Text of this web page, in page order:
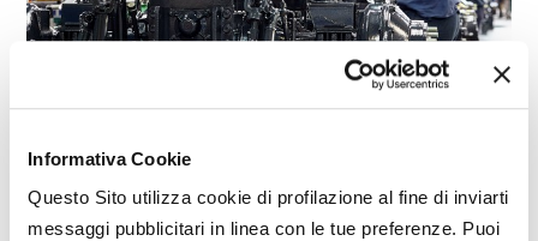
Informativa Cookie
Questo Sito utilizza cookie di profilazione al fine di inviarti
messaggi pubblicitari in linea con le tue preferenze. Puoi
Macchine agricole, produzione
italiana in calo nel 2024